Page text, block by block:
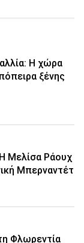
Η χώρα
ξένης
Μελίσα Ράουχ
Μπερναντέτ
Φλωρεντία